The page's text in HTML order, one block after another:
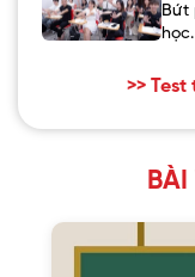
Bứt
học.
>>